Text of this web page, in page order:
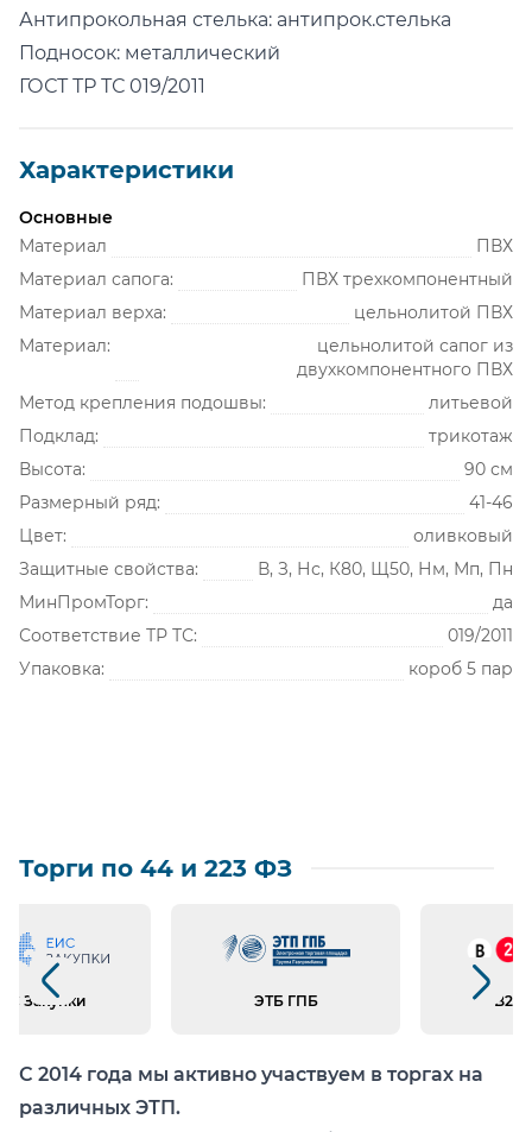
Антипрокольная стелька: антипрок.стелька
Подносок: металлический
ГОСТ ТР ТС 019/2011
Характеристики
Основные
Материал
ПВХ
Материал сапога:
ПВХ трехкомпонентный
Материал верха:
цельнолитой ПВХ
Материал:
цельнолитой сапог из
двухкомпонентного ПВХ
Метод крепления подошвы:
литьевой
Подклад:
трикотаж
Высота:
90 см
Размерный ряд:
41-46
Цвет:
оливковый
Защитные свойства:
В, З, Нс, К80, Щ50, Нм, Мп, Пн
МинПромТорг:
да
Соответствие ТР ТС:
019/2011
Упаковка:
короб 5 пар
Торги по 44 и 223 ФЗ
Закупки ЭТБ ГПБ B2B
Предыдущий слайд
Следующий слайд
С 2014 года мы активно участвуем в торгах на
различных ЭТП.